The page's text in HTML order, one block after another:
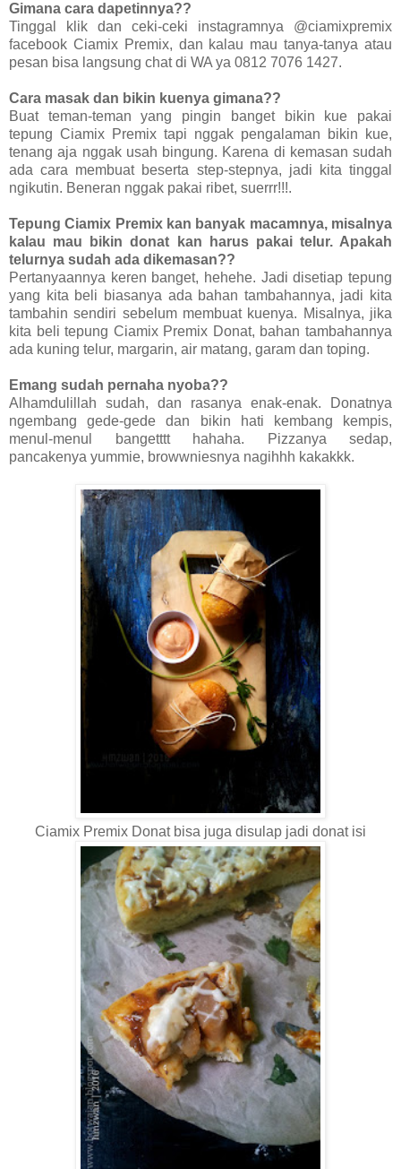
Gimana cara dapetinnya??
Tinggal klik dan ceki-ceki instagramnya @ciamixpremix
facebook Ciamix Premix, dan kalau mau tanya-tanya atau
pesan bisa langsung chat di WA ya 0812 7076 1427.
Cara masak dan bikin kuenya gimana??
Buat teman-teman yang pingin banget bikin kue pakai
tepung Ciamix Premix tapi nggak pengalaman bikin kue,
tenang aja nggak usah bingung. Karena di kemasan sudah
ada cara membuat beserta step-stepnya, jadi kita tinggal
ngikutin. Beneran nggak pakai ribet, suerrr!!!.
Tepung Ciamix Premix kan banyak macamnya, misalnya
kalau mau bikin donat kan harus pakai telur. Apakah
telurnya sudah ada dikemasan??
Pertanyaannya keren banget, hehehe. Jadi disetiap tepung
yang kita beli biasanya ada bahan tambahannya, jadi kita
tambahin sendiri sebelum membuat kuenya. Misalnya, jika
kita beli tepung Ciamix Premix Donat, bahan tambahannya
ada kuning telur, margarin, air matang, garam dan toping.
Emang sudah pernaha nyoba??
Alhamdulillah sudah, dan rasanya enak-enak. Donatnya
ngembang gede-gede dan bikin hati kembang kempis,
menul-menul bangetttt hahaha. Pizzanya sedap,
pancakenya yummie, browwniesnya nagihhh kakakkk.
Ciamix Premix Donat bisa juga disulap jadi donat isi